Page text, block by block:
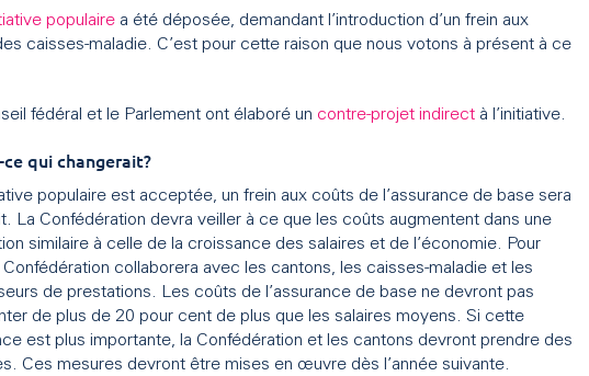
populaire a été déposée, demandant l’introduction d’un frein aux
caisses-maladie. C’est pour cette raison que nous votons à présent à ce
fédéral et le Parlement ont élaboré un contre-projet indirect à l’initiative.
ce qui changerait?
populaire est acceptée, un frein aux coûts de l’assurance de base sera
La Confédération devra veiller à ce que les coûts augmentent dans une
similaire à celle de la croissance des salaires et de l’économie. Pour
Confédération collaborera avec les cantons, les caisses-maladie et les
de prestations. Les coûts de l’assurance de base ne devront pas
de plus de 20 pour cent de plus que les salaires moyens. Si cette
est plus importante, la Confédération et les cantons devront prendre des
Ces mesures devront être mises en œuvre dès l’année suivante.